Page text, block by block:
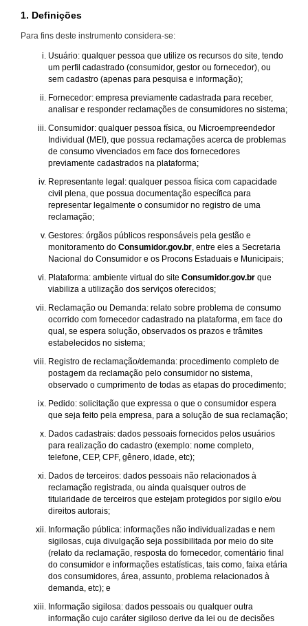
1. Definições
Para fins deste instrumento considera-se:
Usuário: qualquer pessoa que utilize os recursos do site, tendo
um perfil cadastrado (consumidor, gestor ou fornecedor), ou
sem cadastro (apenas para pesquisa e informação);
Fornecedor: empresa previamente cadastrada para receber,
analisar e responder reclamações de consumidores no sistema;
Consumidor: qualquer pessoa física, ou Microempreendedor
Individual (MEI), que possua reclamações acerca de problemas
de consumo vivenciados em face dos fornecedores
previamente cadastrados na plataforma;
Representante legal: qualquer pessoa física com capacidade
civil plena, que possua documentação específica para
representar legalmente o consumidor no registro de uma
reclamação;
Gestores: órgãos públicos responsáveis pela gestão e
monitoramento do Consumidor.gov.br, entre eles a Secretaria
Nacional do Consumidor e os Procons Estaduais e Municipais;
Plataforma: ambiente virtual do site Consumidor.gov.br que
viabiliza a utilização dos serviços oferecidos;
Reclamação ou Demanda: relato sobre problema de consumo
ocorrido com fornecedor cadastrado na plataforma, em face do
qual, se espera solução, observados os prazos e trâmites
estabelecidos no sistema;
Registro de reclamação/demanda: procedimento completo de
postagem da reclamação pelo consumidor no sistema,
observado o cumprimento de todas as etapas do procedimento;
Pedido: solicitação que expressa o que o consumidor espera
que seja feito pela empresa, para a solução de sua reclamação;
Dados cadastrais: dados pessoais fornecidos pelos usuários
para realização do cadastro (exemplo: nome completo,
telefone, CEP, CPF, gênero, idade, etc);
Dados de terceiros: dados pessoais não relacionados à
reclamação registrada, ou ainda quaisquer outros de
titularidade de terceiros que estejam protegidos por sigilo e/ou
direitos autorais;
Informação pública: informações não individualizadas e nem
sigilosas, cuja divulgação seja possibilitada por meio do site
(relato da reclamação, resposta do fornecedor, comentário final
do consumidor e informações estatísticas, tais como, faixa etária
dos consumidores, área, assunto, problema relacionados à
demanda, etc); e
Informação sigilosa: dados pessoais ou qualquer outra
informação cujo caráter sigiloso derive da lei ou de decisões